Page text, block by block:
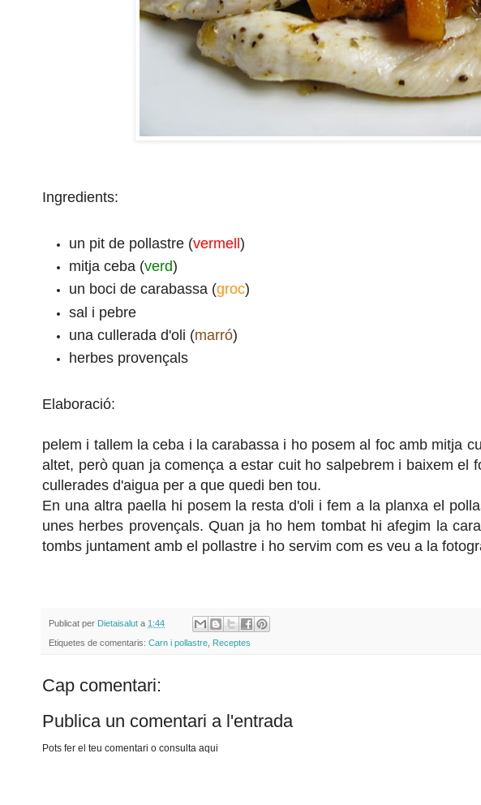
Ingredients:
un pit de pollastre (vermell)
mitja ceba (verd)
un boci de carabassa (groc)
sal i pebre
una cullerada d'oli (marró)
herbes provençals
Elaboració:
pelem i tallem la ceba i la carabassa i ho posem al foc amb mitja
altet, però quan ja comença a estar cuit ho salpebrem i baixem el
cullerades d'aigua per a que quedi ben tou.
En una altra paella hi posem la resta d'oli i fem a la planxa el
unes herbes provençals. Quan ja ho hem tombat hi afegim la
tombs juntament amb el pollastre i ho servim com es veu a la
Publicat per Dietaisalut a 1:44
Etiquetes de comentaris: Carn i pollastre Receptes
Cap comentari:
Publica un comentari a l'entrada
Pots fer el teu comentari o consulta aqui